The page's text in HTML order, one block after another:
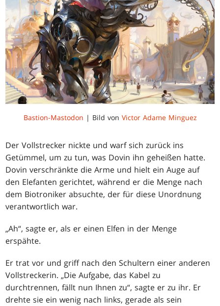
Bastion-Mastodon | Bild von Victor Adame Minguez
Der Vollstrecker nickte und warf sich zurück ins
Getümmel, um zu tun, was Dovin ihn geheißen hatte.
Dovin verschränkte die Arme und hielt ein Auge auf
den Elefanten gerichtet, während er die Menge nach
dem Biotroniker absuchte, der für diese Unordnung
verantwortlich war.
„Ah“, sagte er, als er einen Elfen in der Menge
erspähte.
Er trat vor und griff nach den Schultern einer anderen
Vollstreckerin. „Die Aufgabe, das Kabel zu
durchtrennen, fällt nun Ihnen zu“, sagte er zu ihr. Er
drehte sie ein wenig nach links, gerade als sein